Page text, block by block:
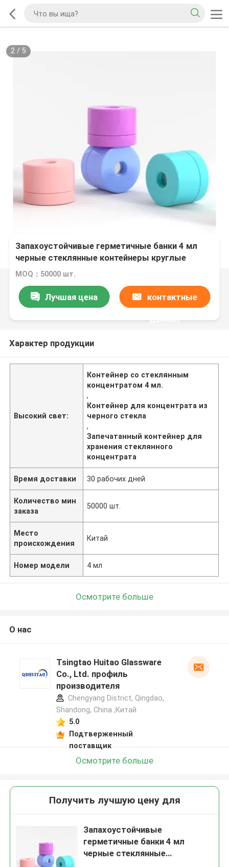
2/ 5
Запахоустойчивые герметичные банки 4 мл
черные стеклянные контейнеры круглые
контейнеры герметичные вакуумные банки
MOQ：50000 шт.
Лучшая цена контактные
данные
Характер продукции
Высокий свет:
Контейнер со стеклянным
концентратом 4 мл.
,
Контейнер для концентрата из
черного стекла
,
Запечатанный контейнер для
хранения стеклянного
концентрата
Время доставки 30 рабочих дней
Количество мин
заказа
50000 шт.
Место
происхождения
Китай
Номер модели 4 мл
Осмотрите больше
О нас
Tsingtao Huitao Glassware
Co., Ltd. профиль
производителя
Chengyang District, Qingdao,
Shandong, China ,Китай
5.0
Подтверженный
поставщик
Осмотрите больше
Получить лучшую цену для
Запахоустойчивые
герметичные банки 4 мл
черные стеклянные